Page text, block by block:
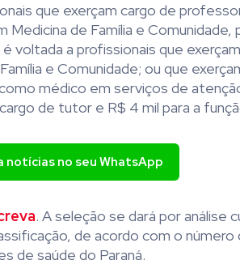
que exerçam cargo de
de Família e
a profissionais que
e Comunidade; ou que
médico em serviços de
de tutor e R$ 4 mil para a
notícias no seu WhatsApp
. A seleção se dará por análise
de acordo com o
de saúde do Paraná.